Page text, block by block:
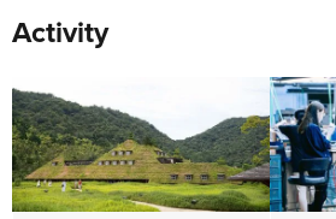
Activity